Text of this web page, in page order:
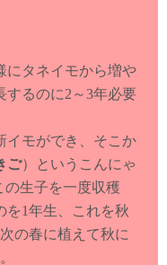
にタネイモから増や
するのに2～3年必要
イモができ、そこか
ご）というこんにゃ
の生子を一度収穫
を1年生、これを秋
の春に植えて秋に